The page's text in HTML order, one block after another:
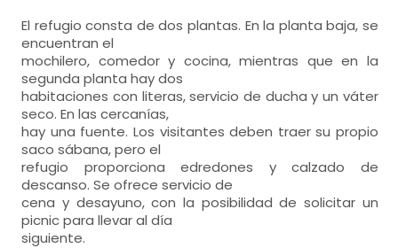
El refugio consta de dos plantas. En la planta baja, se
encuentran el
mochilero, comedor y cocina, mientras que en la
segunda planta hay dos
habitaciones con literas, servicio de ducha y un váter
seco. En las cercanías,
hay una fuente. Los visitantes deben traer su propio
saco sábana, pero el
refugio proporciona edredones y calzado de
descanso. Se ofrece servicio de
cena y desayuno, con la posibilidad de solicitar un
picnic para llevar al día
siguiente.